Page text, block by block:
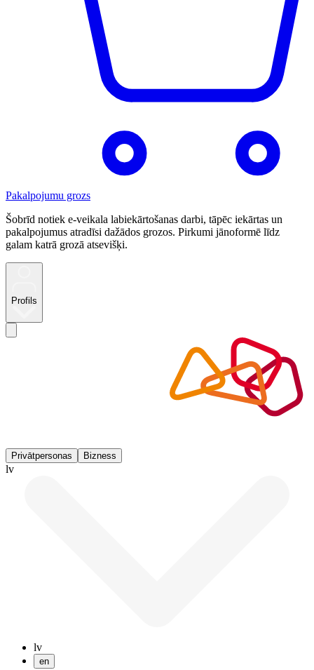
Pakalpojumu grozs
Šobrīd notiek e-veikala labiekārtošanas darbi, tāpēc iekārtas un
pakalpojumus atradīsi dažādos grozos. Pirkumi jānoformē līdz
galam katrā grozā atsevišķi.
Profils
Privātpersonas Bizness
lv
lv
en